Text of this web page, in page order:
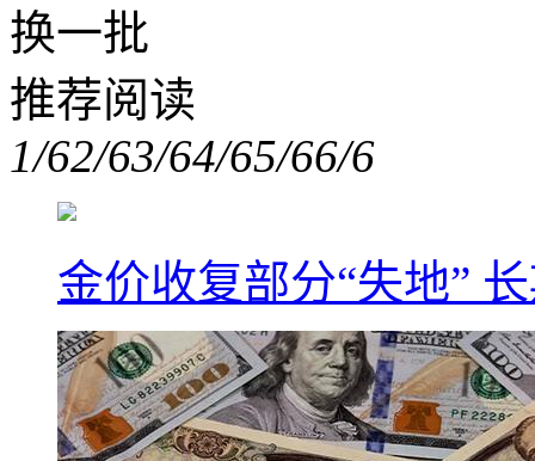
换一批
推荐阅读
1/62/63/64/65/66/6
金价收复部分“失地”